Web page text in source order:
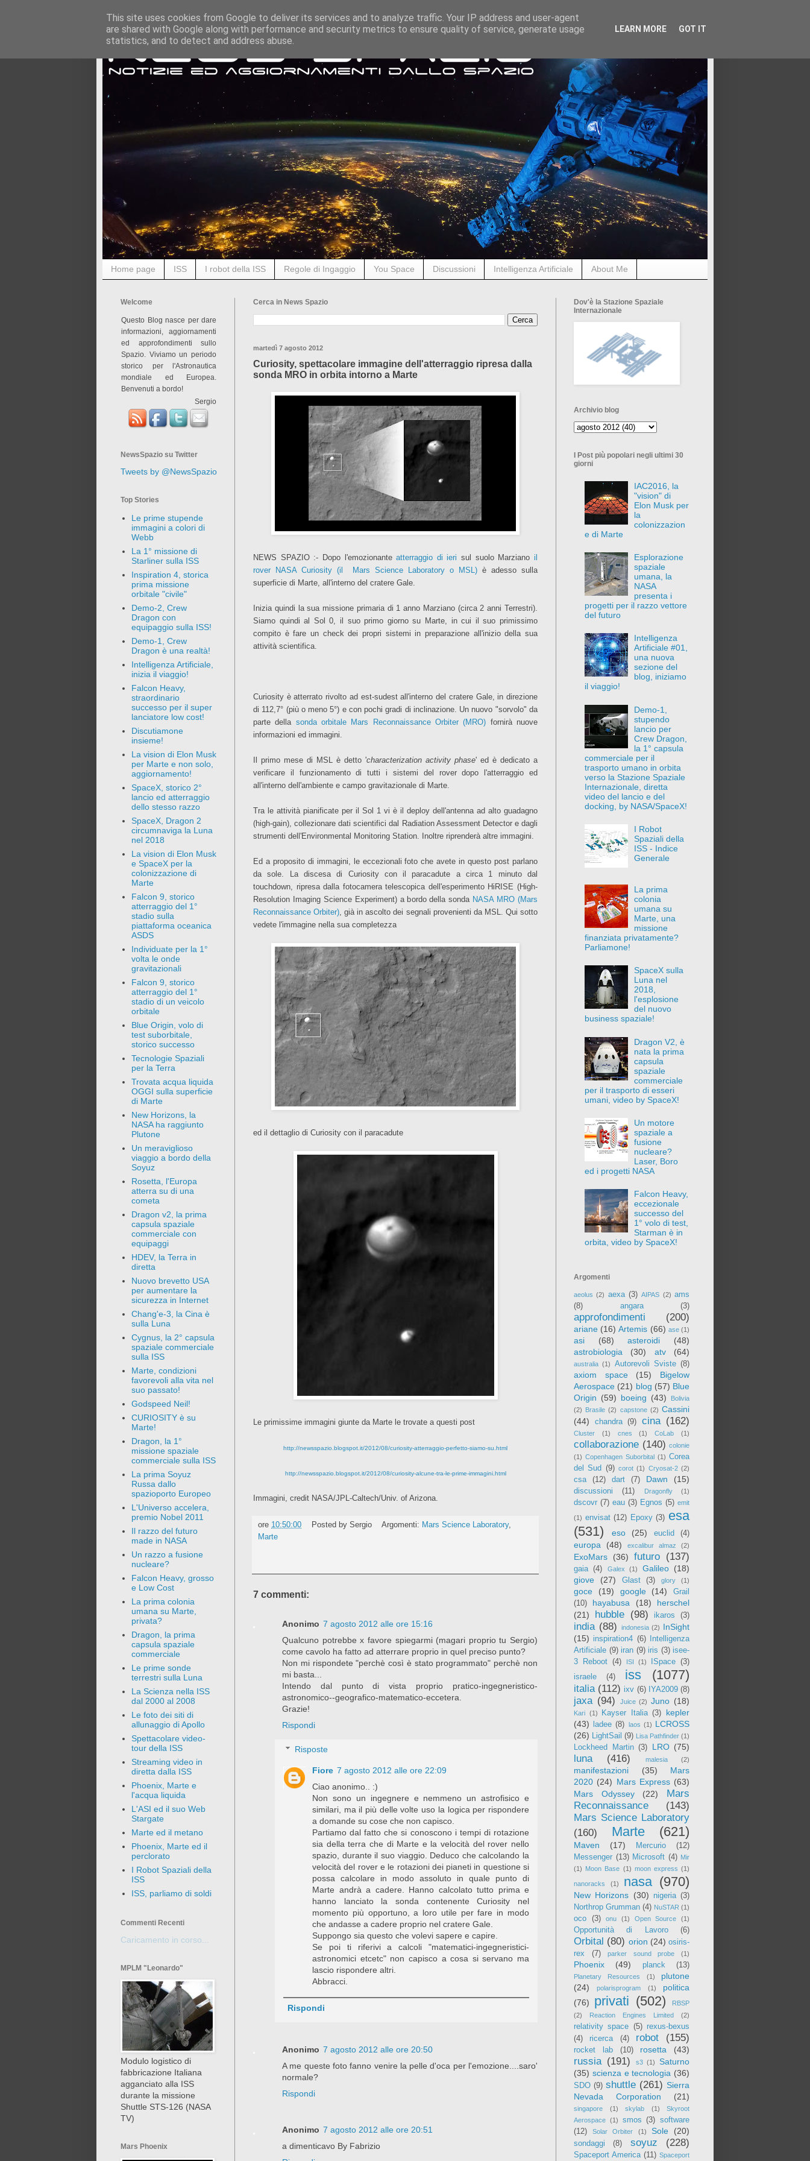
Home page ISS I robot della ISS Regole di Ingaggio You Space Discussioni Intelligenza Artificiale About Me
Cerca in News Spazio
martedì 7 agosto 2012
Curiosity, spettacolare immagine dell'atterraggio ripresa dalla
sonda MRO in orbita intorno a Marte
NEWS SPAZIO :- Dopo l'emozionanteatterraggio di ieri sul suolo Marzianoil
rover NASA Curiosity (il Mars Science Laboratory o MSL) è adesso sulla
superficie di Marte, all'interno del cratere Gale.
Inizia quindi la sua missione primaria di 1 anno Marziano (circa 2 anni Terrestri).
Siamo quindi al Sol 0, il suo primo giorno su Marte, in cui il suo primissimo
compito è fare un check dei propri sistemi in preparazione all'inizio della sua
attività scientifica.
Curiosity è atterrato rivolto ad est-sudest all'interno del cratere Gale, in direzione
di 112,7° (più o meno 5°) e con pochi gradi di inclinazione. Un nuovo "sorvolo" da
parte della sonda orbitale Mars Reconnaissance Orbiter (MRO) fornirà nuove
informazioni ed immagini.
Il primo mese di MSL è detto 'characterization activity phase' ed è dedicato a
verificare il funzionamento di tutti i sistemi del rover dopo l'atterraggio ed
all'interno dell'ambiente e campo gravitazionale di Marte.
Tra le attività pianificate per il Sol 1 vi è il deploy dell'antenna ad alto guadagno
(high-gain), collezionare dati scientifici dal Radiation Assessment Detector e dagli
strumenti dell'Environmental Monitoring Station. Inoltre riprenderà altre immagini.
Ed a proposito di immagini, le eccezionali foto che avete in questo post parlano
da sole. La discesa di Curiosity con il paracadute a circa 1 minuto dal
touchdown, ripresa dalla fotocamera telescopica dell'esperimento HiRISE (High-
Resolution Imaging Science Experiment) a bordo della sonda NASA MRO (Mars
Reconnaissance Orbiter) , già in ascolto dei segnali provenienti da MSL. Qui sotto
vedete l'immagine nella sua completezza
ed il dettaglio di Curiosity con il paracadute
Le primissime immagini giunte da Marte le trovate a questi post
http://newsspazio.blogspot.it/2012/08/curiosity-atterraggio-perfetto-siamo-su.html
http://newsspazio.blogspot.it/2012/08/curiosity-alcune-tra-le-prime-immagini.html
Immagini, credit NASA/JPL-Caltech/Univ. of Arizona.
ore 10:50:00 Posted by Sergio Argomenti: Mars Science Laboratory,
Marte
7 commenti:
Anonimo 7 agosto 2012 alle ore 15:16
Qualcuno potrebbe x favore spiegarmi (magari proprio tu Sergio)
come cavolo ha fatto ad atterrare proprio in quel preciso punto?
Non mi rispondete "perchè così è stato programmato" perchè non
mi basta...
Intendo dal punto di vista proprio pratico-ingegneristico-
astronomico--geografico-matematico-eccetera.
Grazie!
Rispondi
Risposte
Fiore 7 agosto 2012 alle ore 22:09
Ciao anonimo.. :)
Non sono un ingegnere e nemmeno un astrofisico e
similari, ma il più delle volte uso la logica per rispondere
a domande su cose che non capisco.
Partiamo dal fatto che si conoscono i tempi di rotazione
sia della terra che di Marte e la velocità del rover nello
spazio, durante il suo viaggio. Deduco che calcolando la
velocità del rover e le rotazioni dei pianeti in questione si
possa calcolare in modo assoluto in quale punto di
Marte andrà a cadere. Hanno calcolato tutto prima e
hanno lanciato la sonda contenente Curiosity nel
momento più opportuno, a loro utile per fare in modo
che andasse a cadere proprio nel cratere Gale.
Suppongo sia questo che volevi sapere e capire.
Se poi ti riferivi a calcoli "matematici-ingegneristici-
astronomici etcetc" non capisco a cosa si servano ma
lascio rispondere altri.
Abbracci.
Rispondi
Anonimo 7 agosto 2012 alle ore 20:50
A me queste foto fanno venire la pelle d'oca per l'emozione....saro'
normale?
Rispondi
Anonimo 7 agosto 2012 alle ore 20:51
a dimenticavo By Fabrizio
Welcome
Questo Blog nasce per dare
informazioni, aggiornamenti
ed approfondimenti sullo
Spazio. Viviamo un periodo
storico per l'Astronautica
mondiale ed Europea.
Benvenuti a bordo!
Sergio
NewsSpazio su Twitter
Tweets by @NewsSpazio
Top Stories
Le prime stupende
immagini a colori di
Webb
La 1° missione di
Starliner sulla ISS
Inspiration 4, storica
prima missione
orbitale "civile"
Demo-2, Crew
Dragon con
equipaggio sulla ISS!
Demo-1, Crew
Dragon è una realtà!
Intelligenza Artificiale,
inizia il viaggio!
Falcon Heavy,
straordinario
successo per il super
lanciatore low cost!
Discutiamone
insieme!
La vision di Elon Musk
per Marte e non solo,
aggiornamento!
SpaceX, storico 2°
lancio ed atterraggio
dello stesso razzo
SpaceX, Dragon 2
circumnaviga la Luna
nel 2018
La vision di Elon Musk
e SpaceX per la
colonizzazione di
Marte
Falcon 9, storico
atterraggio del 1°
stadio sulla
piattaforma oceanica
ASDS
Individuate per la 1°
volta le onde
gravitazionali
Falcon 9, storico
atterraggio del 1°
stadio di un veicolo
orbitale
Blue Origin, volo di
test suborbitale,
storico successo
Tecnologie Spaziali
per la Terra
Trovata acqua liquida
OGGI sulla superficie
di Marte
New Horizons, la
NASA ha raggiunto
Plutone
Un meraviglioso
viaggio a bordo della
Soyuz
Rosetta, l'Europa
atterra su di una
cometa
Dragon v2, la prima
capsula spaziale
commerciale con
equipaggi
HDEV, la Terra in
diretta
Nuovo brevetto USA
per aumentare la
sicurezza in Internet
Chang'e-3, la Cina è
sulla Luna
Cygnus, la 2° capsula
spaziale commerciale
sulla ISS
Marte, condizioni
favorevoli alla vita nel
suo passato!
Godspeed Neil!
CURIOSITY è su
Marte!
Dragon, la 1°
missione spaziale
commerciale sulla ISS
La prima Soyuz
Russa dallo
spazioporto Europeo
L'Universo accelera,
premio Nobel 2011
Il razzo del futuro
made in NASA
Un razzo a fusione
nucleare?
Falcon Heavy, grosso
e Low Cost
La prima colonia
umana su Marte,
privata?
Dragon, la prima
capsula spaziale
commerciale
Le prime sonde
terrestri sulla Luna
La Scienza nella ISS
dal 2000 al 2008
Le foto dei siti di
allunaggio di Apollo
Spettacolare video-
tour della ISS
Streaming video in
diretta dalla ISS
Phoenix, Marte e
l'acqua liquida
L'ASI ed il suo Web
Stargate
Marte ed il metano
Phoenix, Marte ed il
perclorato
I Robot Spaziali della
ISS
ISS, parliamo di soldi
Commenti Recenti
Caricamento in corso...
MPLM "Leonardo"
Modulo logistico di
fabbricazione Italiana
agganciato alla ISS
durante la missione
Shuttle STS-126 (NASA
TV)
Mars Phoenix
Dov'è la Stazione Spaziale
Internazionale
Archivio blog
I Post più popolari negli ultimi 30
giorni
IAC2016, la
"vision" di
Elon Musk per
la
colonizzazion
e di Marte
Esplorazione
spaziale
umana, la
NASA
presenta i
progetti per il razzo vettore
del futuro
Intelligenza
Artificiale #01,
una nuova
sezione del
blog, iniziamo
il viaggio!
Demo-1,
stupendo
lancio per
Crew Dragon,
la 1° capsula
commerciale per il
trasporto umano in orbita
verso la Stazione Spaziale
Internazionale, diretta
video del lancio e del
docking, by NASA/SpaceX!
I Robot
Spaziali della
ISS - Indice
Generale
La prima
colonia
umana su
Marte, una
missione
finanziata privatamente?
Parliamone!
SpaceX sulla
Luna nel
2018,
l'esplosione
del nuovo
business spaziale!
Dragon V2, è
nata la prima
capsula
spaziale
commerciale
per il trasporto di esseri
umani, video by SpaceX!
Un motore
spaziale a
fusione
nucleare?
Laser, Boro
ed i progetti NASA
Falcon Heavy,
eccezionale
successo del
1° volo di test,
Starman è in
orbita, video by SpaceX!
Argomenti
aeolus (2) aexa (3) AIPAS (2) ams
(8)
angara (3)
approfondimenti (200)
ariane (16) Artemis (66) ase (1)
asi (68) asteroidi
(48)
astrobiologia
(30) atv (64)
australia (1) Autorevoli Sviste (8)
axiom space (15)
Bigelow
Aerospace (21) blog (57) Blue
Origin (59) boeing (43)
Bolivia
(2) Brasile (2) capstone (2) Cassini
(44)
chandra (9) cina (162)
Cluster (1) cnes (1) CoLab (1)
collaborazione (140) colonie
(1) Copenhagen Suborbital (1) Corea
del Sud (9) corot (1) Cryosat-2 (2)
csa (12) dart (7) Dawn (15)
discussioni (11) Dragonfly (1)
dscovr (7) eau (3) Egnos (5) emit
(1) envisat (12) Epoxy (3) esa
(531)
eso (25) euclid (4)
europa (48) excalibur almaz (2)
ExoMars (36) futuro (137)
gaia (4) Galex (1) Galileo (18)
giove
(27) Glast (3) glory (1)
goce (19) google (14)
Grail
(10)
hayabusa (18)
herschel
(21)
hubble (98) ikaros (3)
india (88) indonesia (2) InSight
(15) inspiration4 (6)
Intelligenza
Artificiale (9) iran (9) iris (3) isee-
3 Reboot (4) ISI (1) ISpace (3)
israele
(4) iss (1077)
italia (112) ixv (6) IYA2009 (8)
jaxa (94) Juice (2) Juno (18)
Kari (1) Kayser Italia (3)
kepler
(43)
ladee (8) laos (1) LCROSS
(26) LightSail (9) Lisa Pathfinder (1)
Lockheed Martin (3) LRO (75)
luna (416) malesia (2)
manifestazioni (35)
Mars
2020 (24) Mars Express (63)
Mars Odyssey
(22)
Mars
Reconnaissance
(143)
Mars Science Laboratory
(160)
Marte (621)
Maven (17) Mercurio
(12)
Messenger (13) Microsoft (4) Mir
(1) Moon Base (1) moon express (1)
nanoracks (1) nasa (970)
New Horizons (30) nigeria (3)
Northrop Grumman (4) NuSTAR (1)
oco (3) onu (1) Open Source (1)
Opportunità di Lavoro (6)
Orbital (80) orion (24) osiris-
rex
(7) parker sound probe (1)
Phoenix (49) planck (13)
Planetary Resources (1)
plutone
(24)
polarisprogram (1)
politica
(76)
privati (502)
RBSP
(2)
Reaction Engines Limited (2)
relativity space (5) rexus-bexus
(4)
ricerca (4) robot (155)
rocket lab (10) rosetta (43)
russia (191) s3 (1)
Saturno
(35) scienza e tecnologia (36)
SDO (9) shuttle (261) Sierra
Nevada Corporation
(21)
singapore (1) skylab (1)
Skyroot
Aerospace (1) smos (3) software
(12)
Solar Orbiter (1) Sole (20)
sondaggi (8) soyuz (228)
Spaceport America (11) Spaceport
This site uses cookies from Google to deliver its services and to analyze traffic. Your IP address and user-agent
are shared with Google along with performance and security metrics to ensure quality of service, generate usage
statistics, and to detect and address abuse.
LEARN MORE GOT IT